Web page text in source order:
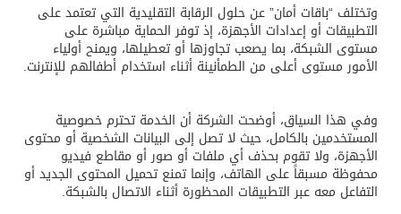
وتختلف “باقات أمان” عن حلول الرقابة التقليدية التي تعتمد على
التطبيقات أو إعدادات الأجهزة، إذ توفر الحماية مباشرة على
مستوى الشبكة، بما يصعب تجاوزها أو تعطيلها، ويمنح أولياء
الأمور مستوى أعلى من الطمأنينة أثناء استخدام أطفالهم للإنترنت.
وفي هذا السياق، أوضحت الشركة أن الخدمة تحترم خصوصية
المستخدمين بالكامل، حيث لا تصل إلى البيانات الشخصية أو محتوى
الأجهزة، ولا تقوم بحذف أي ملفات أو صور أو مقاطع فيديو
محفوظة مسبقاً على الهاتف، وإنما تمنع تحميل المحتوى الجديد أو
التفاعل معه عبر التطبيقات المحظورة أثناء الاتصال بالشبكة.